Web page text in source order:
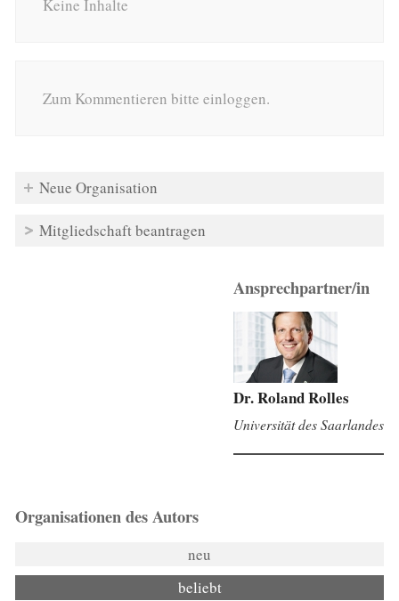
Keine Inhalte
Zum Kommentieren bitte einloggen.
Neue Organisation
Mitgliedschaft beantragen
Ansprechpartner/in
Dr. Roland Rolles
Universität des Saarlandes
Organisationen des Autors
neu
beliebt